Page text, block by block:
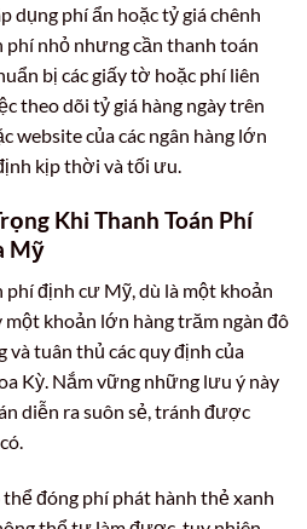
dụng phí ẩn hoặc tỷ giá chênh
nhỏ nhưng cần thanh toán
bị các giấy tờ hoặc phí liên
theo dõi tỷ giá hàng ngày trên
website của các ngân hàng lớn
kịp thời và tối ưu.
Khi Thanh Toán Phí
Mỹ
định cư Mỹ, dù là một khoản
một khoản lớn hàng trăm ngàn đô
và tuân thủ các quy định của
Kỳ. Nắm vững những lưu ý này
diễn ra suôn sẻ, tránh được
đóng phí phát hành thẻ xanh